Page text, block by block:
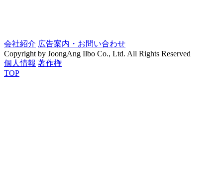
会社紹介 広告案内・お問い合わせ
Copyright by JoongAng Ilbo Co., Ltd. All Rights Reserved
個人情報 著作権
TOP